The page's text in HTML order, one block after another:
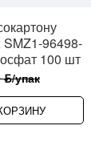
96498-
100 шт
ƃ/упак